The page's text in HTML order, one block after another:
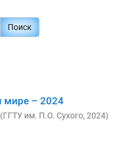
Поиск
мире – 2024
(ГГТУ им. П.О. Сухого, 2024)